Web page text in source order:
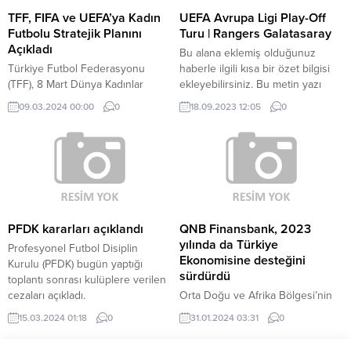
TFF, FIFA ve UEFA’ya Kadın
Futbolu Stratejik Planını
Açıkladı
Türkiye Futbol Federasyonu
(TFF), 8 Mart Dünya Kadınlar
Günü'nde FIFA VE UEFA'ya
iletilecek kadın futbolu stratejik
planını açıkladı.
09.03.2024 00:00 0
UEFA Avrupa Ligi Play-Off
Turu | Rangers Galatasaray
Bu alana eklemiş olduğunuz
haberle ilgili kısa bir özet bilgisi
ekleyebilirsiniz. Bu metin yazı
düzenleme sayfasında “Özet”
bölümünden eklenebilir. Özet
eklenmişse başlık altında kalın
olarak bu şekilde gösterilir,
eklenmemişse bu alan boş kalır.
18.09.2023 12:05 0
PFDK kararları açıklandı
Profesyonel Futbol Disiplin
Kurulu (PFDK) bugün yaptığı
toplantı sonrası kulüplere verilen
cezaları açıkladı.
15.03.2024 01:18 0
QNB Finansbank, 2023
yılında da Türkiye
Ekonomisine desteğini
sürdürdü
Orta Doğu ve Afrika Bölgesi’nin
lider finansal kuruluşu olan
Katar'ın en büyük bankası Qatar
31.01.2024 03:31 0